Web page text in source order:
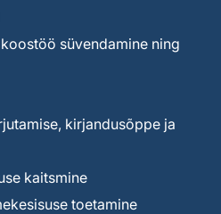
süvendamine ning
kirjandusõppe ja
kaitsmine
toetamine